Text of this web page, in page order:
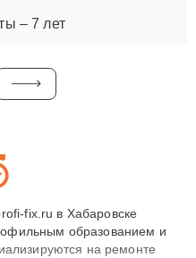
– 7 лет
fix.ru в Хабаровске
образованием и
на ремонте